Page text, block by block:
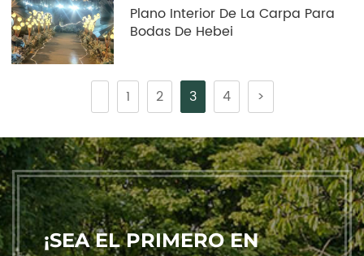
Plano Interior De La Carpa Para
Bodas De Hebei
1 2 3 4 >
¡SEA EL PRIMERO EN